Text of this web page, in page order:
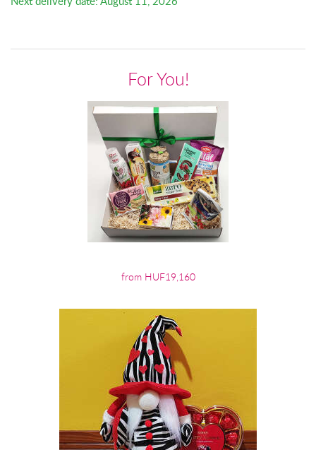
For You!
from HUF19,160